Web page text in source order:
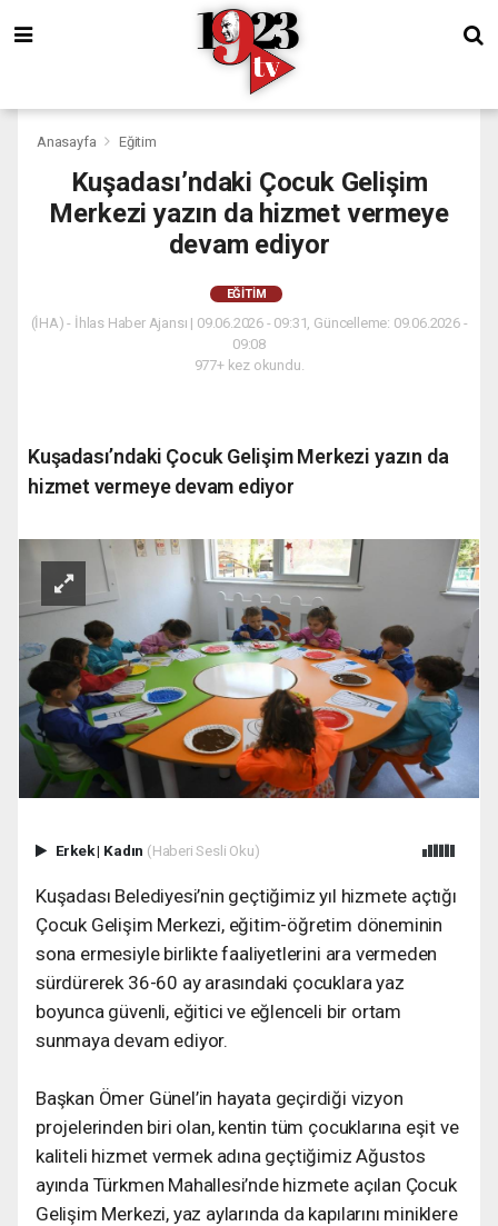
Anasayfa Eğitim
Kuşadası’ndaki Çocuk Gelişim
Merkezi yazın da hizmet vermeye
devam ediyor
EĞITIM
(İHA) - İhlas Haber Ajansı | 09.06.2026 - 09:31, Güncelleme: 09.06.2026 -
09:08
977+ kez okundu.
Kuşadası’ndaki Çocuk Gelişim Merkezi yazın da
hizmet vermeye devam ediyor
Erkek| Kadın (Haberi Sesli Oku)
Kuşadası Belediyesi’nin geçtiğimiz yıl hizmete açtığı
Çocuk Gelişim Merkezi, eğitim-öğretim döneminin
sona ermesiyle birlikte faaliyetlerini ara vermeden
sürdürerek 36-60 ay arasındaki çocuklara yaz
boyunca güvenli, eğitici ve eğlenceli bir ortam
sunmaya devam ediyor.
Başkan Ömer Günel’in hayata geçirdiği vizyon
projelerinden biri olan, kentin tüm çocuklarına eşit ve
kaliteli hizmet vermek adına geçtiğimiz Ağustos
ayında Türkmen Mahallesi’nde hizmete açılan Çocuk
Gelişim Merkezi, yaz aylarında da kapılarını miniklere